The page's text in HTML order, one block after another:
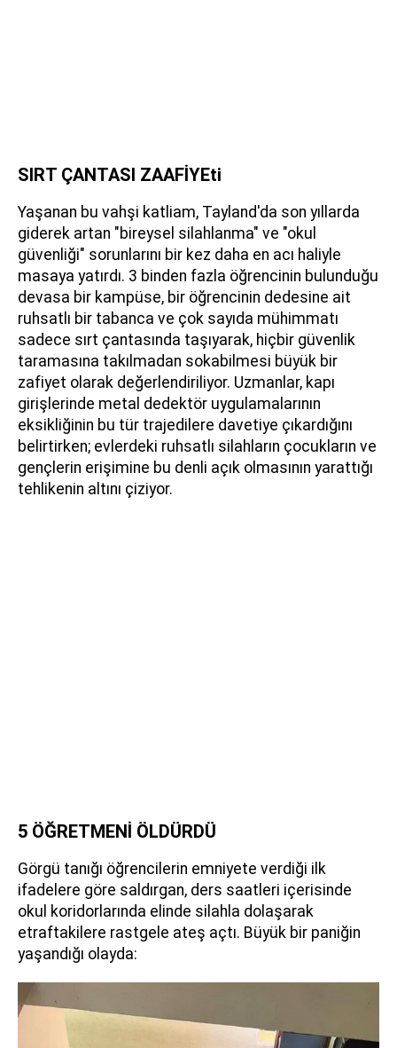
SIRT ÇANTASI ZAAFİYEti
Yaşanan bu vahşi katliam, Tayland'da son yıllarda
giderek artan "bireysel silahlanma" ve "okul
güvenliği" sorunlarını bir kez daha en acı haliyle
masaya yatırdı. 3 binden fazla öğrencinin bulunduğu
devasa bir kampüse, bir öğrencinin dedesine ait
ruhsatlı bir tabanca ve çok sayıda mühimmatı
sadece sırt çantasında taşıyarak, hiçbir güvenlik
taramasına takılmadan sokabilmesi büyük bir
zafiyet olarak değerlendiriliyor. Uzmanlar, kapı
girişlerinde metal dedektör uygulamalarının
eksikliğinin bu tür trajedilere davetiye çıkardığını
belirtirken; evlerdeki ruhsatlı silahların çocukların ve
gençlerin erişimine bu denli açık olmasının yarattığı
tehlikenin altını çiziyor.
5 ÖĞRETMENİ ÖLDÜRDÜ
Görgü tanığı öğrencilerin emniyete verdiği ilk
ifadelere göre saldırgan, ders saatleri içerisinde
okul koridorlarında elinde silahla dolaşarak
etraftakilere rastgele ateş açtı. Büyük bir paniğin
yaşandığı olayda: